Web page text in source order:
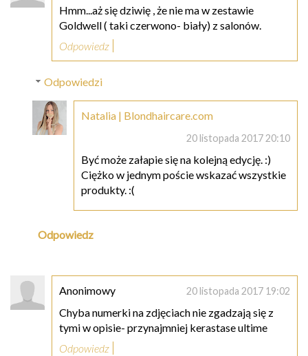
Hmm...aż się dziwię , że nie ma w zestawie
Goldwell ( taki czerwono- biały) z salonów.
Odpowiedz
Odpowiedzi
Natalia | Blondhaircare.com
20 listopada 2017 20:10
Być może załapie się na kolejną edycję. :)
Ciężko w jednym poście wskazać wszystkie
produkty. :(
Odpowiedz
Anonimowy 20 listopada 2017 19:02
Chyba numerki na zdjęciach nie zgadzają się z
tymi w opisie- przynajmniej kerastase ultime
Odpowiedz